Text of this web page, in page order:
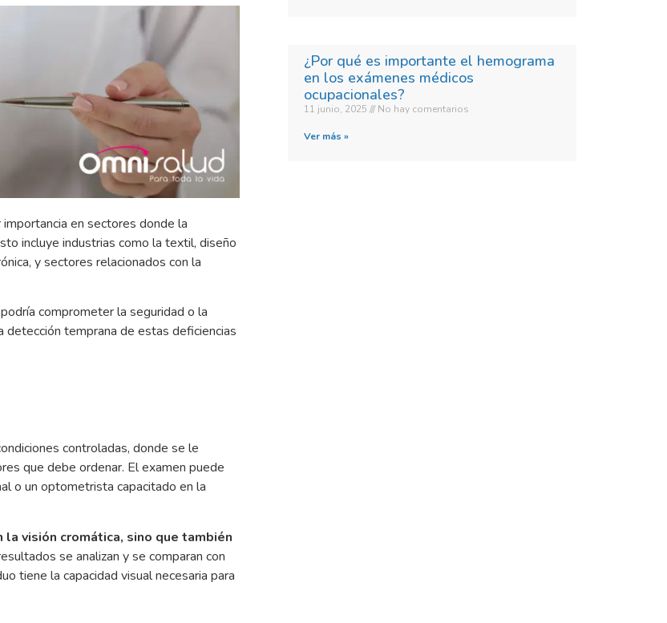
en sectores donde la
incluye industrias como la textil, diseño
y sectores relacionados con la
comprometer la seguridad o la
temprana de estas deficiencias
controladas, donde se le
que debe ordenar. El examen puede
o un optometrista capacitado en la
visión cromática, sino que también
se analizan y se comparan con
tiene la capacidad visual necesaria para
¿Por qué es importante el hemograma
en los exámenes médicos
ocupacionales?
11 junio, 2025 No hay comentarios
Ver más »